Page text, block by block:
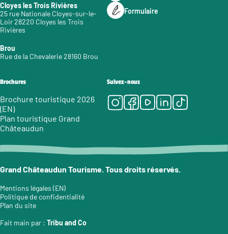
Cloyes les Trois Rivières
25 rue Nationale Cloyes-sur-le-
Loir 28220 Cloyes les Trois
Rivières
Brou
Rue de la Chevalerie 28160 Brou
Formulaire
Brochures
Brochure touristique 2026
(EN)
Plan touristique Grand
Châteaudun
Suivez-nous
Instagram
Facebook
Youtube
LinkedIn
Tiktok
Grand Châteaudun Tourisme. Tous droits réservés.
Mentions légales (EN)
Politique de confidentialité
Plan du site
Fait main par : Tribu and Co